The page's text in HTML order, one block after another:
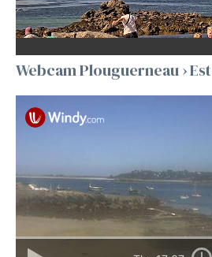
Webcam Plouguerneau › Est